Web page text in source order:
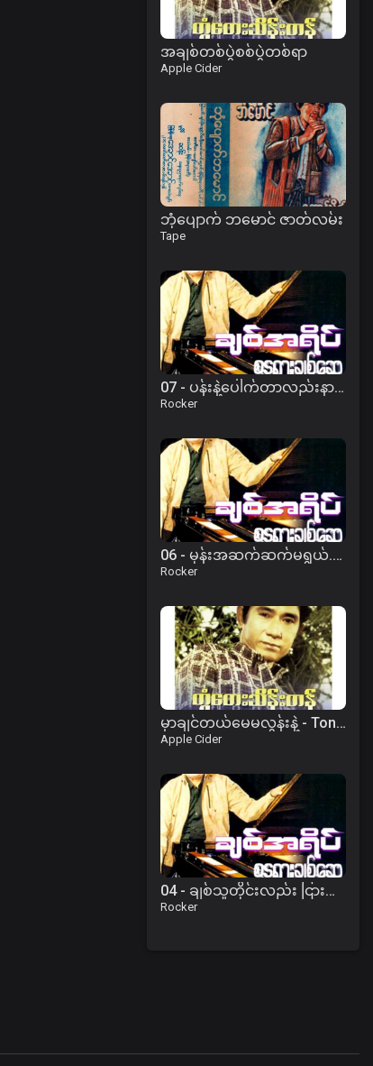
အချစ်တစ်ပွဲစစ်ပွဲတစ်ရာ
Apple Cider
ဘုံပျောက် ဘမောင် ဇာတ်လမ်း
Tape
07 - ပန်းနဲ့ပေါက်တာလည်းနာခြင်တယ်.mp3
Rocker
06 - မုန်းအဆက်ဆက်မရွယ်.mp3
Rocker
မှာချင်တယ်မေမလွန်းနဲ့ - Ton Tay Thein Tan
Apple Cider
04 - ချစ်သူတိုင်းလည်း ငြားကြပါစေ.mp3
Rocker